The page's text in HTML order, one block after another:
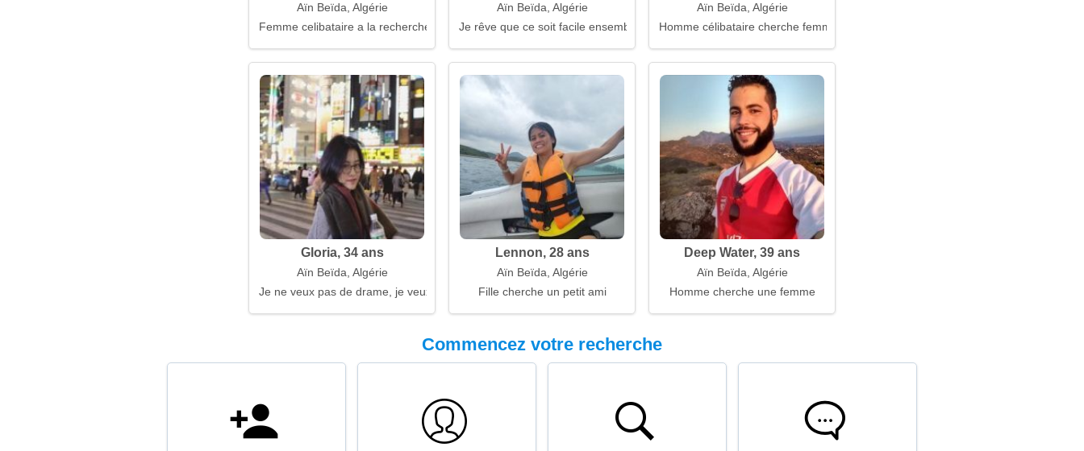
Aïn Beïda, Algérie
Femme celibataire a la recherche d'un mari
Aïn Beïda, Algérie
Je rêve que ce soit facile ensemble
Aïn Beïda, Algérie
Homme célibataire cherche femme
Gloria, 34 ans
Aïn Beïda, Algérie
Je ne veux pas de drame, je veux une vie ensemble
Lennon, 28 ans
Aïn Beïda, Algérie
Fille cherche un petit ami
Deep Water, 39 ans
Aïn Beïda, Algérie
Homme cherche une femme
Commencez votre recherche